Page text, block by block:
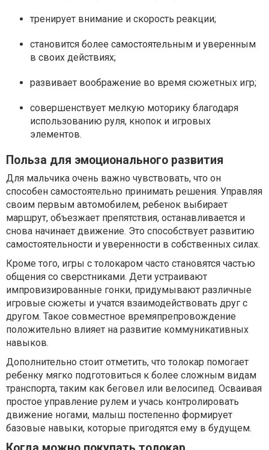
тренирует внимание и скорость реакции;
становится более самостоятельным и уверенным
в своих действиях;
развивает воображение во время сюжетных игр;
совершенствует мелкую моторику благодаря
использованию руля, кнопок и игровых
элементов.
Польза для эмоционального развития
Для мальчика очень важно чувствовать, что он
способен самостоятельно принимать решения. Управляя
своим первым автомобилем, ребенок выбирает
маршрут, объезжает препятствия, останавливается и
снова начинает движение. Это способствует развитию
самостоятельности и уверенности в собственных силах.
Кроме того, игры с толокаром часто становятся частью
общения со сверстниками. Дети устраивают
импровизированные гонки, придумывают различные
игровые сюжеты и учатся взаимодействовать друг с
другом. Такое совместное времяпрепровождение
положительно влияет на развитие коммуникативных
навыков.
Дополнительно стоит отметить, что толокар помогает
ребенку мягко подготовиться к более сложным видам
транспорта, таким как беговел или велосипед. Осваивая
простое управление рулем и учась контролировать
движение ногами, малыш постепенно формирует
базовые навыки, которые пригодятся ему в будущем.